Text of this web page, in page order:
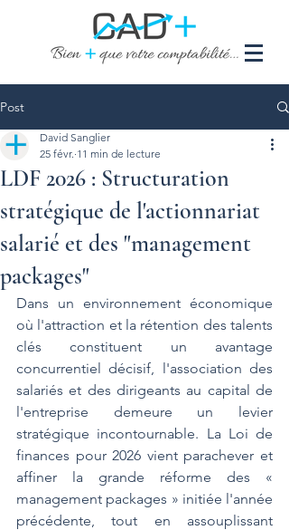
Post
LDF 2026 : Structuration
stratégique de l'actionnariat
salarié et des "management
packages"
David Sanglier
25 févr. 11 min de lecture
Dans un environnement économique
où l'attraction et la rétention des talents
clés constituent un avantage
concurrentiel décisif, l'association des
salariés et des dirigeants au capital de
l'entreprise demeure un levier
stratégique incontournable. La Loi de
finances pour 2026 vient parachever et
affiner la grande réforme des «
management packages » initiée l'année
précédente, tout en assouplissant